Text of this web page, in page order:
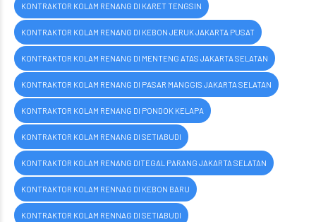
KONTRAKTOR KOLAM RENANG DI KARET TENGSIN
KONTRAKTOR KOLAM RENANG DI KEBON JERUK JAKARTA PUSAT
KONTRAKTOR KOLAM RENANG DI MENTENG ATAS JAKARTA SELATAN
KONTRAKTOR KOLAM RENANG DI PASAR MANGGIS JAKARTA SELATAN
KONTRAKTOR KOLAM RENANG DI PONDOK KELAPA
KONTRAKTOR KOLAM RENANG DI SETIABUDI
KONTRAKTOR KOLAM RENANG DITEGAL PARANG JAKARTA SELATAN
KONTRAKTOR KOLAM RENNAG DI KEBON BARU
KONTRAKTOR KOLAM RENNAG DI SETIABUDI